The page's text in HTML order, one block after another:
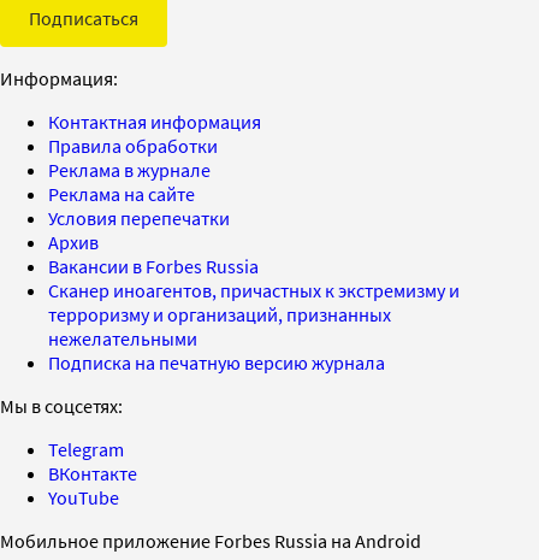
Подписаться
Информация:
Контактная информация
Правила обработки
Реклама в журнале
Реклама на сайте
Условия перепечатки
Архив
Вакансии в Forbes Russia
Сканер иноагентов, причастных к экстремизму и
терроризму и организаций, признанных
нежелательными
Подписка на печатную версию журнала
Мы в соцсетях:
Telegram
ВКонтакте
YouTube
Мобильное приложение Forbes Russia на Android